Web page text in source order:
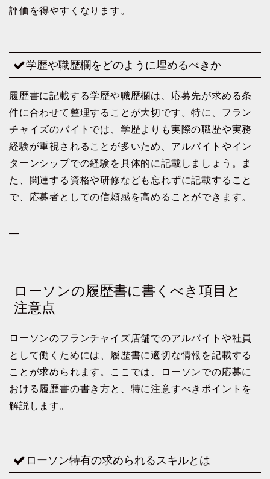
評価を得やすくなります。
学歴や職歴欄をどのように埋めるべきか
履歴書に記載する学歴や職歴欄は、応募先が求める条
件に合わせて整理することが大切です。特に、フラン
チャイズのバイトでは、学歴よりも実際の職歴や実務
経験が重視されることが多いため、アルバイトやイン
ターンシップでの経験を具体的に記載しましょう。ま
た、関連する資格や研修なども忘れずに記載すること
で、応募者としての信頼感を高めることができます。
—
ローソンの履歴書に書くべき項目と
注意点
ローソンのフランチャイズ店舗でのアルバイトや社員
として働くためには、履歴書に適切な情報を記載する
ことが求められます。ここでは、ローソンでの応募に
おける履歴書の書き方と、特に注意すべきポイントを
解説します。
ローソン特有の求められるスキルとは